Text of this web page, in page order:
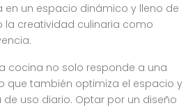
un espacio dinámico y lleno de
la creatividad culinaria como
cocina no solo responde a una
que también optimiza el espacio y
de uso diario. Optar por un diseño